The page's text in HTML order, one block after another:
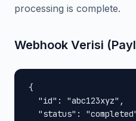
processing is complete.
Webhook Verisi
{
  "id": "abc123xyz",
"status":